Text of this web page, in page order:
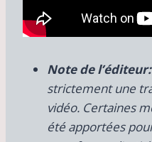
Note de l’éditeur:
strictement une
vidéo. Certaines
été apportées